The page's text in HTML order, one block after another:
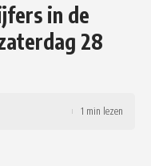
in de
28
1 min lezen